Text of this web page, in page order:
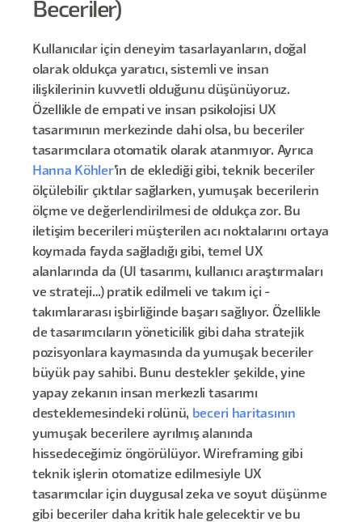
Beceriler)
Kullanıcılar için deneyim tasarlayanların, doğal
olarak oldukça yaratıcı, sistemli ve insan
ilişkilerinin kuvvetli olduğunu düşünüyoruz.
Özellikle de empati ve insan psikolojisi UX
tasarımının merkezinde dahi olsa, bu beceriler
tasarımcılara otomatik olarak atanmıyor. Ayrıca
Hanna Köhler’in de eklediği gibi, teknik beceriler
ölçülebilir çıktılar sağlarken, yumuşak becerilerin
ölçme ve değerlendirilmesi de oldukça zor. Bu
iletişim becerileri müşterilen acı noktalarını ortaya
koymada fayda sağladığı gibi, temel UX
alanlarında da (UI tasarımı, kullanıcı araştırmaları
ve strateji…) pratik edilmeli ve takım içi -
takımlararası işbirliğinde başarı sağlıyor. Özellikle
de tasarımcıların yöneticilik gibi daha stratejik
pozisyonlara kaymasında da yumuşak beceriler
büyük pay sahibi. Bunu destekler şekilde, yine
yapay zekanın insan merkezli tasarımı
desteklemesindeki rolünü, beceri haritasının
yumuşak becerilere ayrılmış alanında
hissedeceğimiz öngörülüyor. Wireframing gibi
teknik işlerin otomatize edilmesiyle UX
tasarımcılar için duygusal zeka ve soyut düşünme
gibi beceriler daha kritik hale gelecektir ve bu